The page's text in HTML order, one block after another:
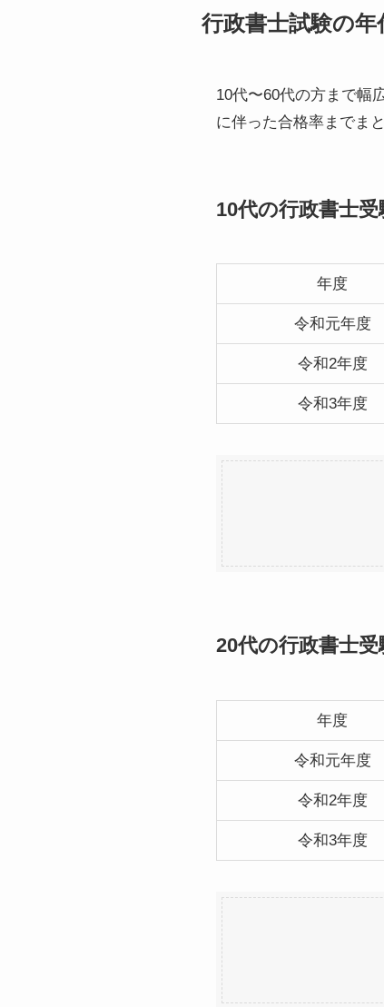
行政書士試験の
10代〜60代の方まで幅
に伴った合格率までま
10代の行政書士
年度
令和元年度
令和2年度
令和3年度
20代の行政書士
年度
令和元年度
令和2年度
令和3年度